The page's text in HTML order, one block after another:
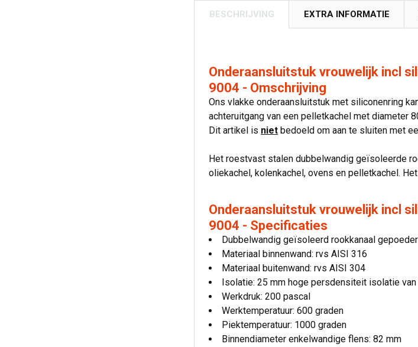
BESCHRIJVING EXTRA INFORMATIE
Onderaansluitstuk vrouwelijk incl
9004 - Omschrijving
Ons vlakke onderaansluitstuk met siliconenring
achteruitgang van een pelletkachel met diameter
Dit artikel is niet bedoeld om aan te sluiten met
Het roestvast stalen dubbelwandig geïsoleerde
oliekachel, kolenkachel, ovens en pelletkachel.
Onderaansluitstuk vrouwelijk incl
9004 - Specificaties
Dubbelwandig geïsoleerd rookkanaal
Materiaal binnenwand: rvs AISI 316
Materiaal buitenwand: rvs AISI 304
Isolatie: 25 mm hoge persdensiteit isolatie
Werkdruk: 200 pascal
Werktemperatuur: 600 graden
Piektemperatuur: 1000 graden
Binnendiameter enkelwandige flens: 82 mm